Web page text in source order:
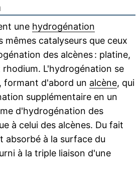
une hydrogénation
mêmes catalyseurs que ceux
des alcènes : platine,
rhodium. L'hydrogénation se
formant d'abord un alcène, qui
supplémentaire en un
d'hydrogénation des
à celui des alcènes. Du fait
absorbé à la surface du
à la triple liaison d'une